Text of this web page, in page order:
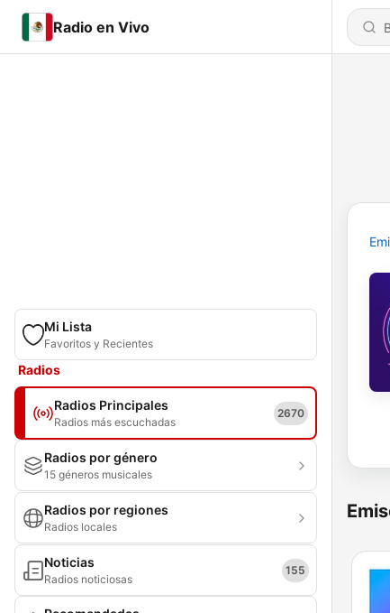
Radio en Vivo
Mi Lista
Favoritos y Recientes
Radios
Radios Principales
Radios más escuchadas
2670
Radios por género
15 géneros musicales
Radios por regiones
Radios locales
Noticias
Radios noticiosas
155